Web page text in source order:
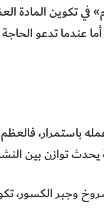
في تكوين
عندما تدعو
باستمرار،
يحدث توازن بين
وجبر الكسور،